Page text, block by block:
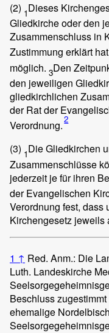
(2) 1Dieses
Gliedkirche oder den
Zusammenschluss in
Zustimmung erklärt
möglich. 3Den
den jeweiligen
gliedkirchlichen
der Rat der
Verordnung.2
(3) 1Die Gliedkirchen
Zusammenschlüsse
jederzeit je für ihren
der Evangelischen
Verordnung fest, dass
Kirchengesetz jeweils
1 ↑ Red. Anm.: Die
Luth. Landeskirche
Beschluss zugestimmt
ehemalige